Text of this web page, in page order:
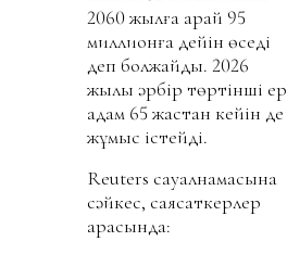
2060 жылға қарай 95
миллионға дейін өседі
деп болжайды. 2026
жылы әрбір төртінші ер
адам 65 жастан кейін де
жұмыс істейді.
Reuters сауалнамасына
сәйкес, саясаткерлер
арасында: